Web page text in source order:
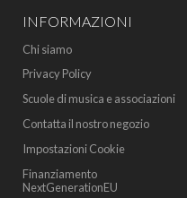
INFORMAZIONI
Chi siamo
Privacy Policy
Scuole di musica e associazioni
Contatta il nostro negozio
Impostazioni Cookie
Finanziamento
NextGenerationEU